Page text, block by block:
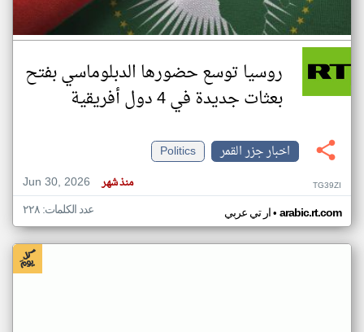
روسيا توسع حضورها الدبلوماسي بفتح
بعثات جديدة في 4 دول أفريقية
اخبار جزر القمر
Politics
Jun 30, 2026
منذ شهر TG39ZI
ار تي عربي• arabic.rt.com عدد الكلمات: ٢٢٨